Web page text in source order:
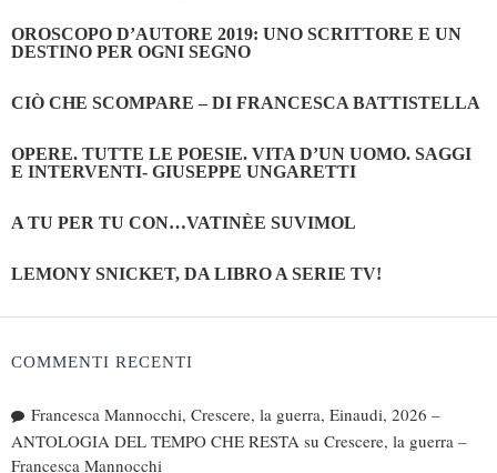
OROSCOPO D’AUTORE 2019: UNO SCRITTORE E UN
DESTINO PER OGNI SEGNO
CIÒ CHE SCOMPARE – DI FRANCESCA BATTISTELLA
OPERE. TUTTE LE POESIE. VITA D’UN UOMO. SAGGI
E INTERVENTI- GIUSEPPE UNGARETTI
A TU PER TU CON…VATINÈE SUVIMOL
LEMONY SNICKET, DA LIBRO A SERIE TV!
COMMENTI RECENTI
Francesca Mannocchi, Crescere, la guerra, Einaudi, 2026 –
ANTOLOGIA DEL TEMPO CHE RESTA su Crescere, la guerra –
Francesca Mannocchi